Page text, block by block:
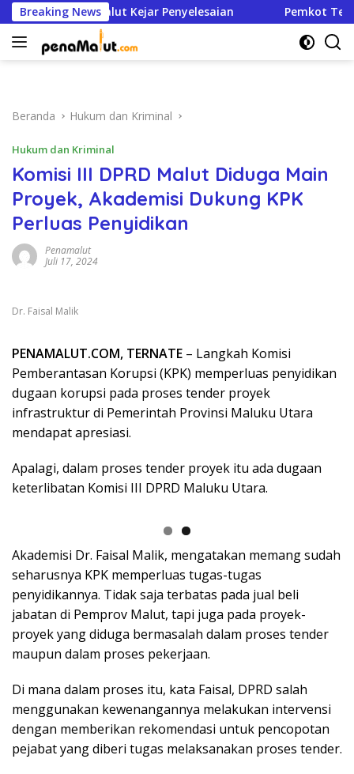
Langsung
ke
konten
Breaking News
BPJN Malut Kejar Penyelesaian Pemkot Ternate
Beranda Hukum dan Kriminal
Hukum dan Kriminal
Komisi III DPRD Malut Diduga Main
Proyek, Akademisi Dukung KPK
Perluas Penyidikan
Penamalut
Juli 17, 2024
Dr. Faisal Malik
PENAMALUT.COM, TERNATE – Langkah Komisi
Pemberantasan Korupsi (KPK) memperluas penyidikan
dugaan korupsi pada proses tender proyek
infrastruktur di Pemerintah Provinsi Maluku Utara
mendapat apresiasi.
Apalagi, dalam proses tender proyek itu ada dugaan
keterlibatan Komisi III DPRD Maluku Utara.
Akademisi Dr. Faisal Malik, mengatakan memang sudah
seharusnya KPK memperluas tugas-tugas
penyidikannya. Tidak saja terbatas pada jual beli
jabatan di Pemprov Malut, tapi juga pada proyek-
proyek yang diduga bermasalah dalam proses tender
maupun dalam proses pekerjaan.
Di mana dalam proses itu, kata Faisal, DPRD salah
menggunakan kewenangannya melakukan intervensi
dengan memberikan rekomendasi untuk pencopotan
pejabat yang diberi tugas melaksanakan proses tender.